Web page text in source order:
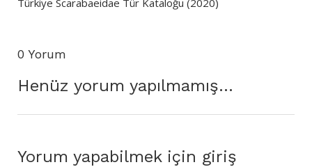
0 Yorum
Henüz yorum yapılmamış...
Yorum yapabilmek için giriş